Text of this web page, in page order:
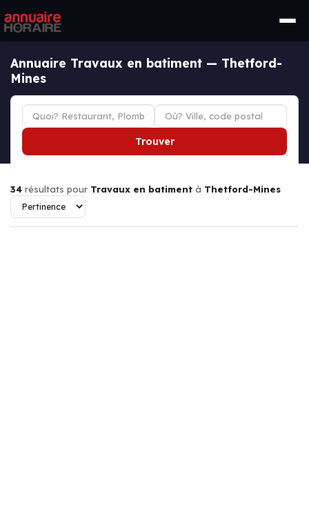
Annuaire Travaux en batiment — Thetford-
Mines
Trouver
34 résultats pour Travaux en batiment à Thetford-Mines